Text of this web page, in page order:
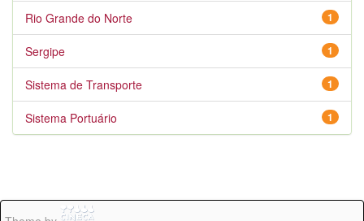
1
Rio Grande do Norte
1
Sergipe
1
Sistema de Transporte
1
Sistema Portuário